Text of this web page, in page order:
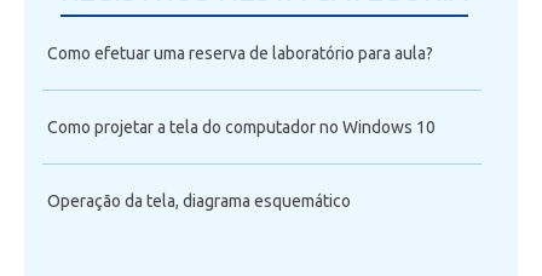
Como efetuar uma reserva de laboratório para aula?
Como projetar a tela do computador no Windows 10
Operação da tela, diagrama esquemático